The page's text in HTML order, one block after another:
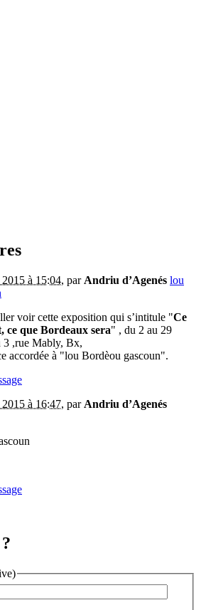
à 15:04, par Andriu d’Agenés lou
voir cette exposition qui s’intitule "Ce
ce que Bordeaux sera" , du 2 au 29
3 ,rue Mably, Bx,
accordée à "lou Bordèou gascoun".
à 16:47, par Andriu d’Agenés